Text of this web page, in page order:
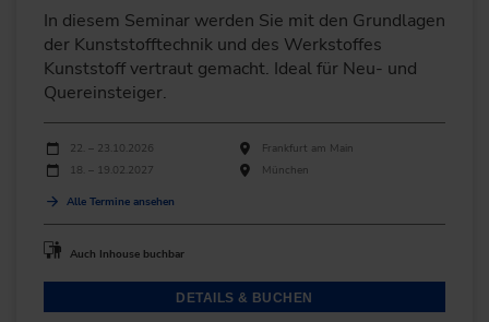
In diesem Seminar werden Sie mit den Grundlagen
der Kunststofftechnik und des Werkstoffes
Kunststoff vertraut gemacht. Ideal für Neu- und
Quereinsteiger.
Durchführungen
Veranstaltungsdatum Veranstaltungsort
22. – 23.10.2026
Frankfurt am Main
18. – 19.02.2027
München
Alle Termine ansehen
Auch Inhouse buchbar
DETAILS & BUCHEN